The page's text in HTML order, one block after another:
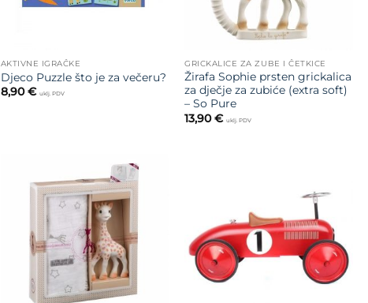
AKTIVNE IGRAČKE
Djeco Puzzle što je za večeru?
8,90€ uklj. PDV
GRICKALICE ZA ZUBE I ČETKICE
Žirafa Sophie prsten grickalica
za dječje za zubiće (extra soft)
– So Pure
13,90€ uklj. PDV
Dodajte
Dodajte
na listu
želja